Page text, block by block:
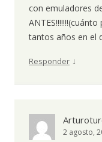
con emuladores
tantos años en el
Responder ↓
2 agosto,